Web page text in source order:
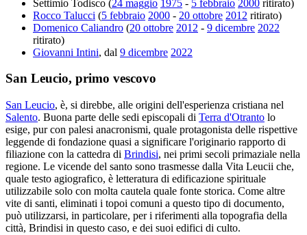
Settimio Todisco (24 maggio 1975 - 5 febbraio 2000 ritirato)
Rocco Talucci (5 febbraio 2000 - 20 ottobre 2012 ritirato)
Domenico Caliandro (20 ottobre 2012 - 9 dicembre 2022
ritirato)
Giovanni Intini, dal 9 dicembre 2022
San Leucio, primo vescovo
San Leucio, è, si direbbe, alle origini dell'esperienza cristiana nel
Salento. Buona parte delle sedi episcopali di Terra d'Otranto lo
esige, pur con palesi anacronismi, quale protagonista delle rispettive
leggende di fondazione quasi a significare l'originario rapporto di
filiazione con la cattedra di Brindisi, nei primi secoli primaziale nella
regione. Le vicende del santo sono trasmesse dalla Vita Leucii che,
quale testo agiografico, è letteratura di edificazione spirituale
utilizzabile solo con molta cautela quale fonte storica. Come altre
vite di santi, eliminati i topoi comuni a questo tipo di documento,
può utilizzarsi, in particolare, per i riferimenti alla topografia della
città, Brindisi in questo caso, e dei suoi edifici di culto.